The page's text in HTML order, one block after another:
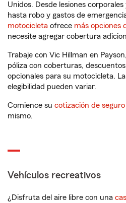
Unidos. Desde lesiones
hasta robo y gastos de
motocicleta ofrece más opciones
necesite agregar cobertura
Trabaje con Vic Hillman en
póliza con coberturas,
opcionales para su motocicleta.
elegibilidad pueden variar.
Comience su cotización de
mismo.
Vehículos recreativos
¿Disfruta del aire libre con una